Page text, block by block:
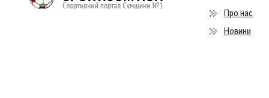
Про нас
Новини